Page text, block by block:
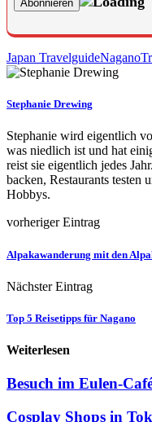
Japan TravelguideNagano
Stephanie Drewing
Stephanie wird eigentlich
was niedlich ist und hat
reist sie eigentlich jedes
backen, Restaurants testen
Hobbys.
vorheriger Eintrag
Alpakawanderung mit den
Nächster Eintrag
Top 5 Reisetipps für Nagano
Weiterlesen
Besuch im Eulen-
Cosplay Shops in